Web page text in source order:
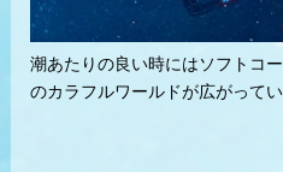
潮あたりの良い時にはソフトコ
のカラフルワールドが広がって